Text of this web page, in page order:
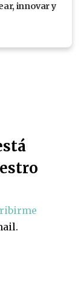
innovar y